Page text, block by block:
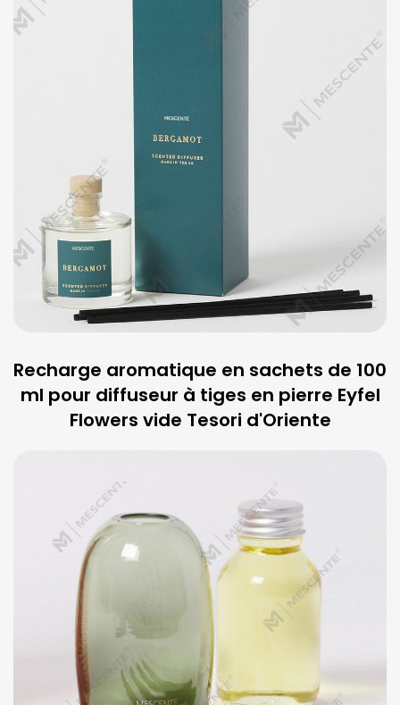
Recharge aromatique en sachets de 100
ml pour diffuseur à tiges en pierre Eyfel
Flowers vide Tesori d'Oriente